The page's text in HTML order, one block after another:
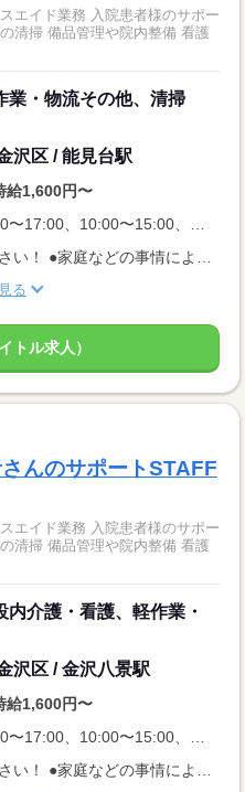
エイド業務 入院患者様のサポー
清掃 備品管理や院内整備 看護
・物流その他、清掃
沢区 / 能見台駅
1,600円〜
る
トル求人）
んのサポートSTAFF
エイド業務 入院患者様のサポー
清掃 備品管理や院内整備 看護
介護・看護、軽作業・
沢区 / 金沢八景駅
1,600円〜